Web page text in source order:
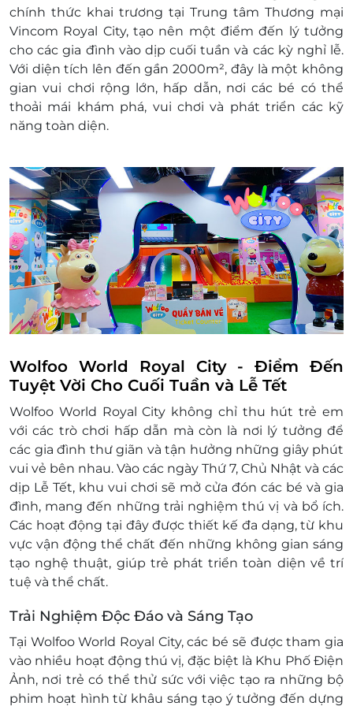
01 voucher/01 khách hàng
1 vé được kèm 1 phụ huynh
Phụ huynh thứ 2 phụ thu 20.000 VNĐ thanh
toán tại quầy
1 khách hàng được mua nhiều voucher
Lưu ý:
Giá vé chưa bao gồm tiền ăn uống tại Khu
Khách hàng muốn lựa chọn khu Game thì
vui lòng mua Xèng tại quầy Wolfoo World
Voucher đã mua vui lòng không hoàn huỷ.
Khách hàng vui lòng liên hệ để được phục vụ tốt
nhất:
Hotline: 1900 2065
Địa chỉ: Wolfoo World - B2-R1-09, TTTM
Vincom Mega Mall Royal City, số 72A Nguyễn
Trãi, phường Thượng Đình, quận Thanh
Điều kiện khác:
Một khách hàng được mua nhiều E-
E-Voucher/E-Coupon không có giá trị quy
đổi thành tiền mặt, không trả lại tiền thừa.
Không áp dụng đồng thời với chương trình
khuyến mại khác.
chính thức khai trương tại Trung tâm Thương mại
Vincom Royal City, tạo nên một điểm đến lý tưởng
cho các gia đình vào dịp cuối tuần và các kỳ nghỉ lễ.
Với diện tích lên đến gần 2000m², đây là một không
gian vui chơi rộng lớn, hấp dẫn, nơi các bé có thể
thoải mái khám phá, vui chơi và phát triển các kỹ
năng toàn diện.
Wolfoo World Royal City -Điểm Đến
Tuyệt Vời Cho Cuối Tuần và Lễ Tết
Wolfoo World Royal City không chỉ thu hút trẻ em
với các trò chơi hấp dẫn mà còn là nơi lý tưởng để
các gia đình thư giãn và tận hưởng những giây phút
vui vẻ bên nhau. Vào các ngày Thứ 7, Chủ Nhật và các
dịp Lễ Tết, khu vui chơi sẽ mở cửa đón các bé và gia
đình, mang đến những trải nghiệm thú vị và bổ ích.
Các hoạt động tại đây được thiết kế đa dạng, từ khu
vực vận động thể chất đến những không gian sáng
tạo nghệ thuật, giúp trẻ phát triển toàn diện về trí
tuệ và thể chất.
Trải Nghiệm Độc Đáo và Sáng Tạo
Tại Wolfoo World Royal City, các bé sẽ được tham gia
vào nhiều hoạt động thú vị, đặc biệt là Khu Phố Điện
Ảnh, nơi trẻ có thể thử sức với việc tạo ra những bộ
phim hoạt hình từ khâu sáng tạo ý tưởng đến dựng